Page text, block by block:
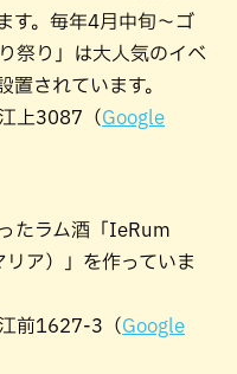
す。毎年4月中旬～ゴ
祭り」は大人気のイベ
置されています。
上3087（Google
たラム酒「IeRum
ア）」を作っていま
前1627-3（Google